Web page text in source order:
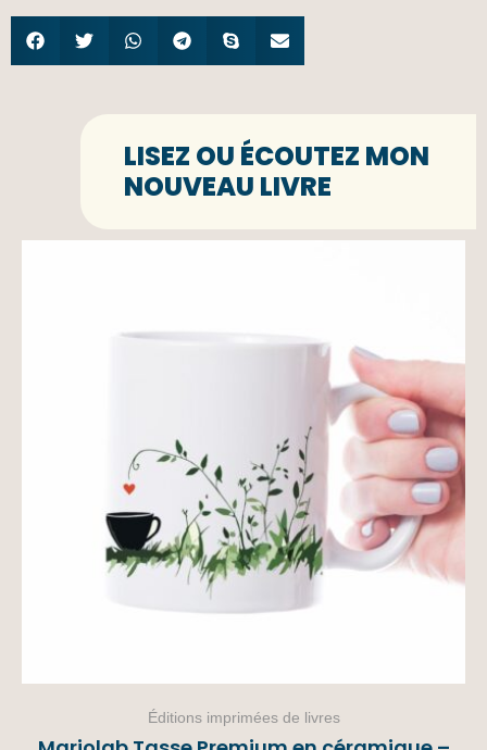
LISEZ OU ÉCOUTEZ MON
NOUVEAU LIVRE
Éditions imprimées de livres